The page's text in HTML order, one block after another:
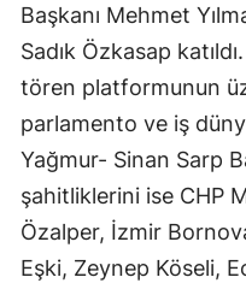
Başkanı Mehmet
Sadık Özkasap
tören platformunun
parlamento ve iş
Yağmur- Sinan Sarp
şahitliklerini ise CHP
Özalper, İzmir
Eşki, Zeynep Köseli,